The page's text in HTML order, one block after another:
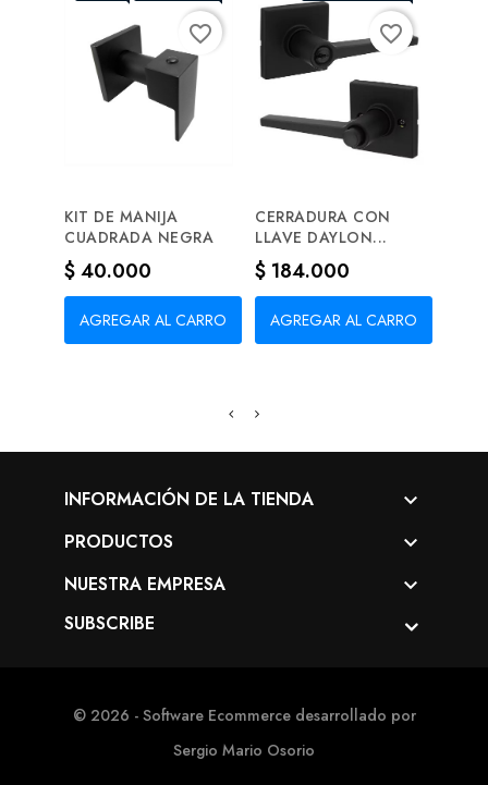
KIT DE MANIJA
CUADRADA NEGRA
Precio
$ 40.000
AGREGAR AL CARRO
favorite_border
CERRADURA CON
LLAVE DAYLON...
Precio
$ 184.000
AGREGAR AL CARRO
favorite_border
INFORMACIÓN DE LA TIENDA 
PRODUCTOS 
NUESTRA EMPRESA 
SUBSCRIBE
© 2026 - Software Ecommerce desarrollado por
Sergio Mario Osorio